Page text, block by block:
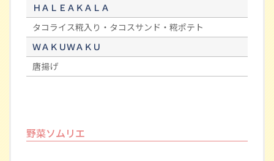
ＨＡＬＥＡＫＡＬＡ
タコライス糀入り・タコスサンド・糀ポテト
ＷＡＫＵＷＡＫＵ
唐揚げ
野菜ソムリエ